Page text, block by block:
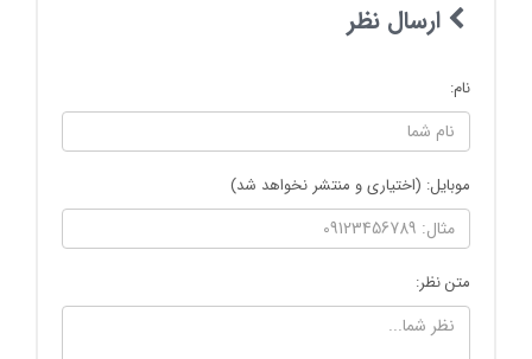
ارسال نظر
نام:
موبایل: (اختیاری و منتشر نخواهد شد)
متن نظر: